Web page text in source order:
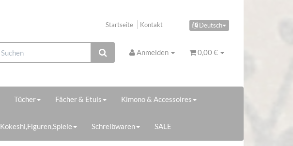
Deutsch
Startseite Kontakt
Anmelden 0,00 €
Tücher Fächer & Etuis Kimono & Accessoires
Kokeshi,Figuren,Spiele Schreibwaren SALE